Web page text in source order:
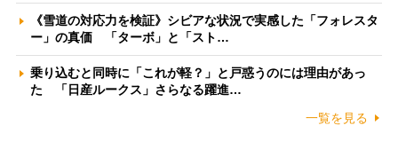
《雪道の対応力を検証》シビアな状況で実感した「フォレスタ
ー」の真価 「ターボ」と「スト…
乗り込むと同時に「これが軽？」と戸惑うのには理由があっ
た 「日産ルークス」さらなる躍進…
一覧を見る